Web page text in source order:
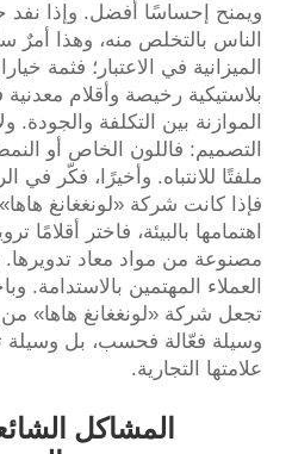
ويمنح إحساسًا أفضل. وإذا نفد
الناس بالتخلص منه، وهذا
الميزانية في الاعتبار؛ فثمة
بلاستيكية رخيصة وأقلام
الموازنة بين التكلفة والجودة.
التصميم: فاللون الخاص أو
ملفتًا للانتباه. وأخيرًا، فكّر في
فإذا كانت شركة «لونغغانغ
اهتمامها بالبيئة، فاختر أقلامًا
مصنوعة من مواد معاد تدويرها.
العملاء المهتمين بالاستدامة.
تجعل شركة «لونغغانغ هاها»
وسيلة فعّالة فحسب، بل وسيلة
علامتها التجارية.
المشاكل